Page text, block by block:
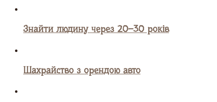
Знайти людину через 20–30 років
Шахрайство з орендою авто